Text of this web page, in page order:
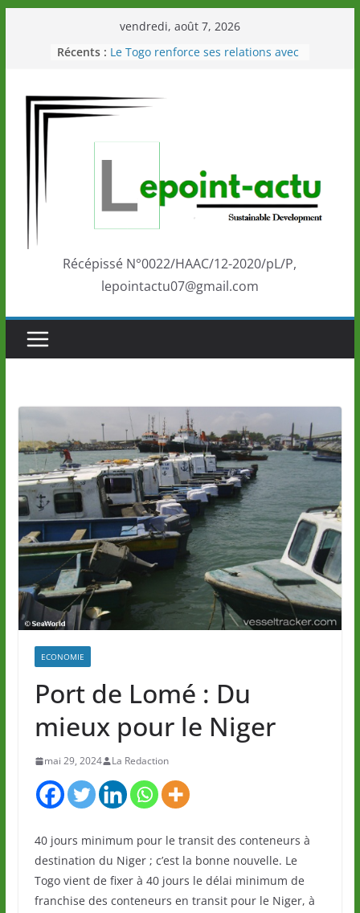
vendredi, août 7, 2026
Récents : Le Togo renforce ses relations avec
Éléphants en Côte d’Ivoire
LOTO DETENTE”, un nouveau tirage
marque de confiance au Togo sur
la scène internationale au-delà des
performances de ses athlètes
Togo: Que retenir de la politique
éducation et de l’ambition de
Récépissé N°0022/HAAC/12-2020/pL/P,
lepointactu07@gmail.com
ECONOMIE
Port de Lomé : Du
mieux pour le Niger
mai 29, 2024 La Redaction
40 jours minimum pour le transit des conteneurs à
destination du Niger ; c’est la bonne nouvelle. Le
Togo vient de fixer à 40 jours le délai minimum de
franchise des conteneurs en transit pour le Niger, à